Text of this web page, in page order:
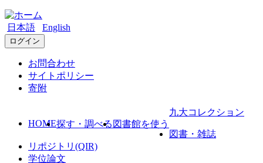
日本語 English
ログイン
お問合わせ
サイトポリシー
寄附
HOME探す・調べる 図書館を使う
九大コレクション
図書・雑誌
リポジトリ(QIR)
学位論文